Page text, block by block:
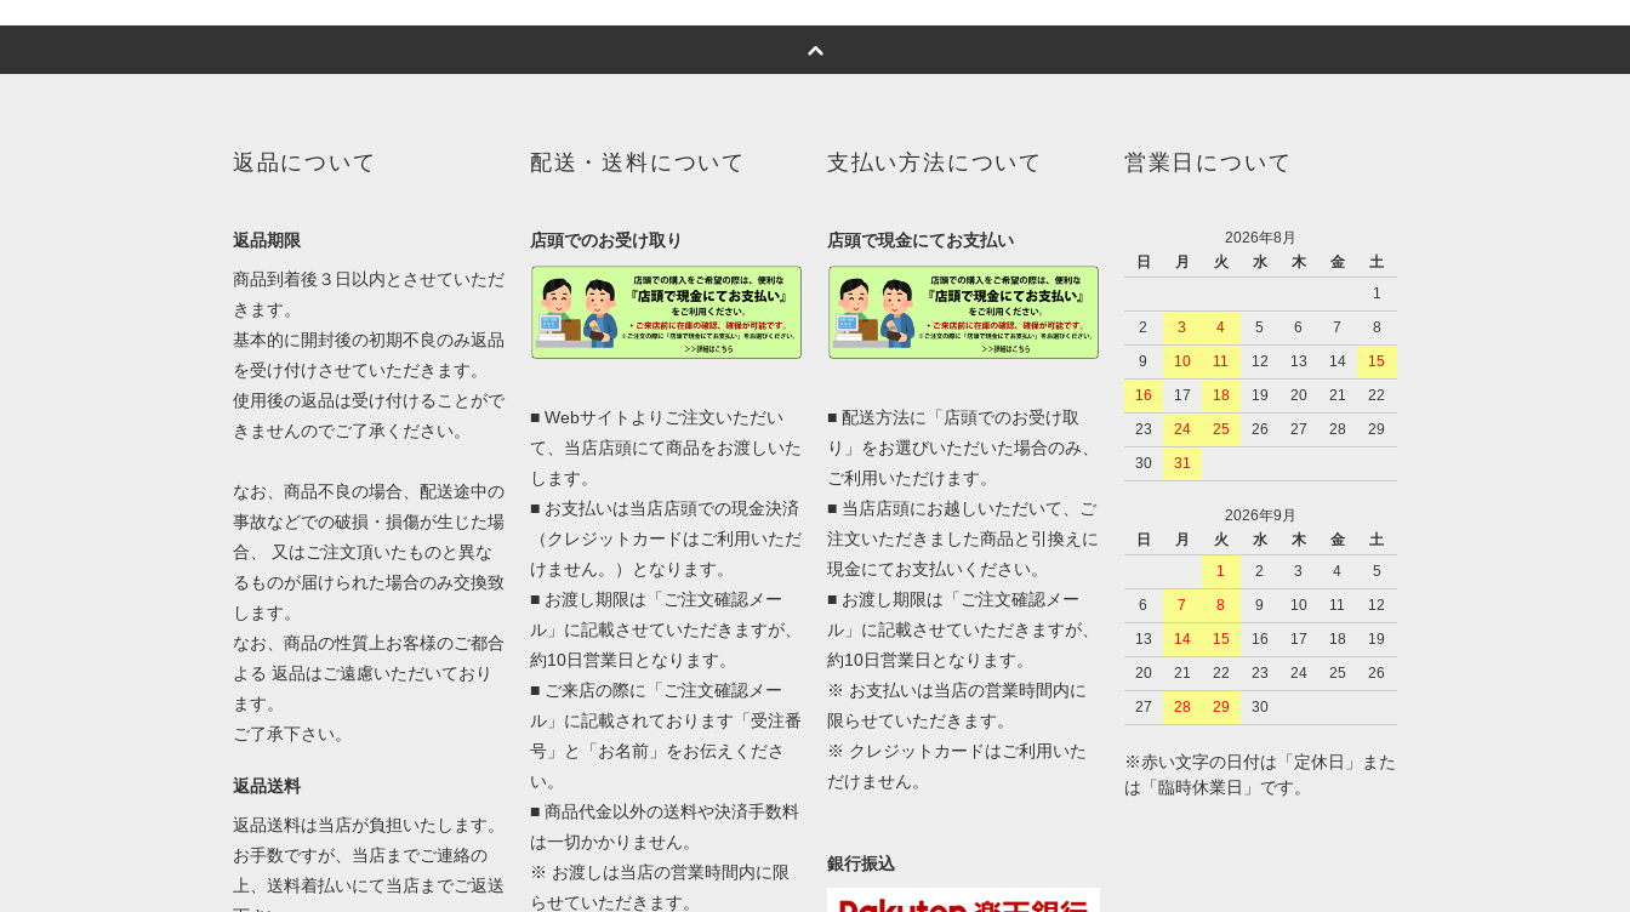
返品について
返品期限
商品到着後３日以内とさせていただ
きます。
基本的に開封後の初期不良のみ返品
を受け付けさせていただきます。
使用後の返品は受け付けることがで
きませんのでご了承ください。
なお、商品不良の場合、配送途中の
事故などでの破損・損傷が生じた場
合、 又はご注文頂いたものと異な
るものが届けられた場合のみ交換致
します。
なお、商品の性質上お客様のご都合
よる 返品はご遠慮いただいており
ます。
ご了承下さい。
返品送料
返品送料は当店が負担いたします。
お手数ですが、当店までご連絡の
上、送料着払いにて当店までご返送
配送・送料について
店頭でのお受け取り
■ Webサイトよりご注文いただい
て、当店店頭にて商品をお渡しいた
します。
■ お支払いは当店店頭での現金決済
（クレジットカードはご利用いただ
けません。）となります。
■ お渡し期限は「ご注文確認メー
ル」に記載させていただきますが、
約10日営業日となります。
■ ご来店の際に「ご注文確認メー
ル」に記載されております「受注番
号」と「お名前」をお伝えくださ
い。
■ 商品代金以外の送料や決済手数料
は一切かかりません。
※ お渡しは当店の営業時間内に限
らせていただきます。
支払い方法について
店頭で現金にてお支払い
■ 配送方法に「店頭でのお受け取
り」をお選びいただいた場合のみ、
ご利用いただけます。
■ 当店店頭にお越しいただいて、ご
注文いただきました商品と引換えに
現金にてお支払いください。
■ お渡し期限は「ご注文確認メー
ル」に記載させていただきますが、
約10日営業日となります。
※ お支払いは当店の営業時間内に
限らせていただきます。
※ クレジットカードはご利用いた
だけません。
銀行振込
営業日について
2026年8月
日
月 火 水 木 金
土
1
2
3 4 5 6 7
8
9
10 11 12 13 14
15
16
17 18 19 20 21
22
23
24 25 26 27 28
29
30
31
2026年9月
日
月 火 水 木 金
土
1
2 3 4
5
6
7 8 9 10 11
12
13
14 15 16 17 18
19
20
21 22 23 24 25
26
27
28 29 30
※赤い文字の日付は「定休日」また
は「臨時休業日」です。